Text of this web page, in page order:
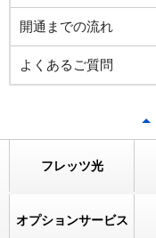
開通までの流れ
よくあるご質問
フレッツ光
オプションサービス